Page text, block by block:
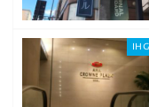
IHG